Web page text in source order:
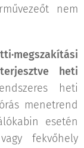
nem
heti
heti
menetrend
esetén
fekvőhely